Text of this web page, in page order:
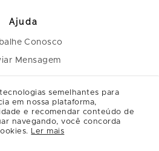
Ajuda
Conosco
Mensagem
semelhantes para
em nossa plataforma,
e recomendar conteúdo de
navegando, você concorda
Ler mais